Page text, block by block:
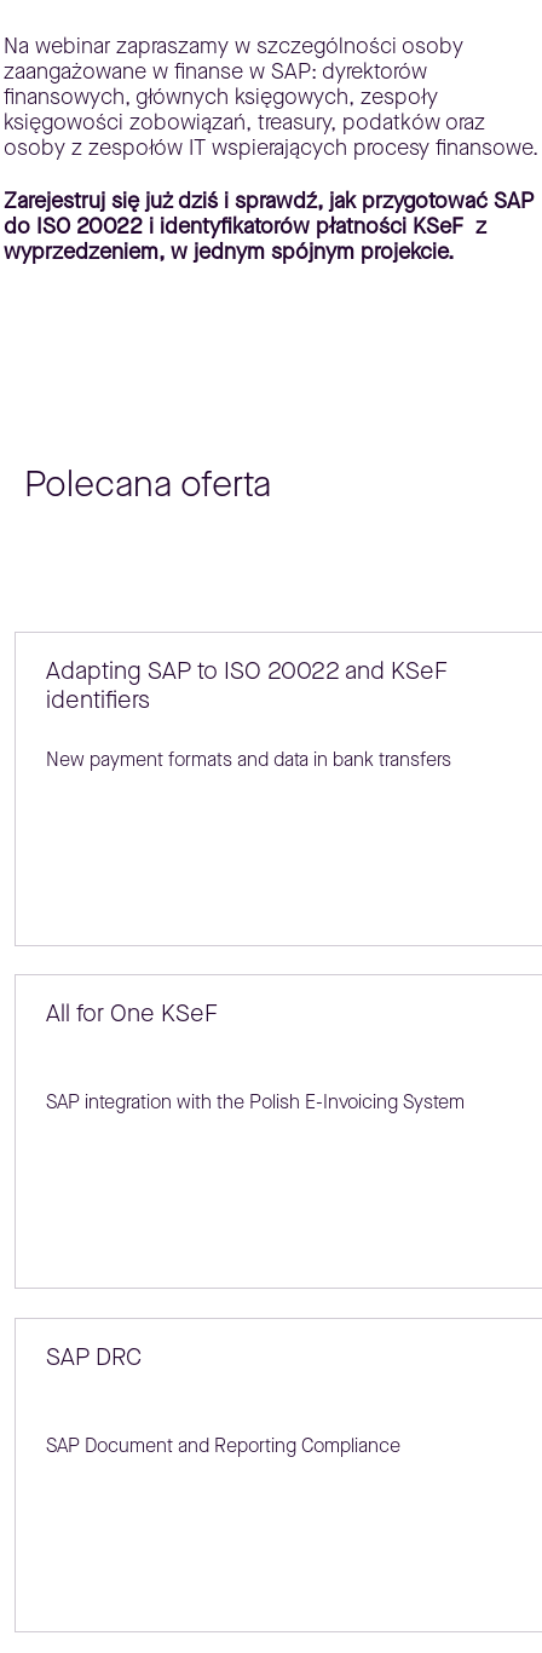
Na webinar zapraszamy w szczególności osoby
zaangażowane w finanse w SAP: dyrektorów
finansowych, głównych księgowych, zespoły
księgowości zobowiązań, treasury, podatków oraz
osoby z zespołów IT wspierających procesy finansowe.
Zarejestruj się już dziś i sprawdź, jak przygotować SAP
do ISO 20022 i identyfikatorów płatności KSeF z
wyprzedzeniem, w jednym spójnym projekcie.
Polecana oferta
Adapting SAP to ISO 20022 and KSeF
identifiers
New payment formats and data in bank transfers
All for One KSeF
SAP integration with the Polish E-Invoicing System
SAP DRC
SAP Document and Reporting Compliance